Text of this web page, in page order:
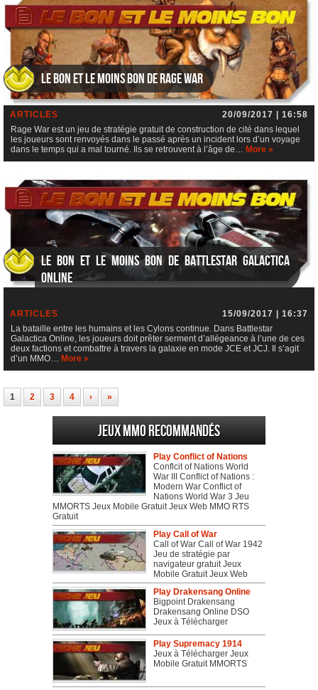
Le bon et le moins bon de Rage War
ARTICLES
20/09/2017 | 16:58
Rage War est un jeu de stratégie gratuit de construction de cité dans lequel
les joueurs sont renvoyés dans le passé après un incident lors d’un voyage
dans le temps qui a mal tourné. Ils se retrouvent à l’âge de… More »
Le bon et le moins bon de Battlestar Galactica
Online
ARTICLES
15/09/2017 | 16:37
La bataille entre les humains et les Cylons continue. Dans Battlestar
Galactica Online, les joueurs doit prêter serment d’allégeance à l’une de ces
deux factions et combattre à travers la galaxie en mode JCE et JCJ. Il s’agit
d’un MMO… More »
1 2 3 4 › »
Jeux MMO recommandés
Play Conflict of Nations
Conflcit of Nations World
War III Conflict of Nations :
Modern War Conflict of
Nations World War 3 Jeu
MMORTS Jeux Mobile Gratuit Jeux Web MMO RTS
Gratuit
Play Call of War
Call of War Call of War 1942
Jeu de stratégie par
navigateur gratuit Jeux
Mobile Gratuit Jeux Web
Play Drakensang Online
Bigpoint Drakensang
Drakensang Online DSO
Jeux à Télécharger
Play Supremacy 1914
Jeux à Télécharger Jeux
Mobile Gratuit MMORTS